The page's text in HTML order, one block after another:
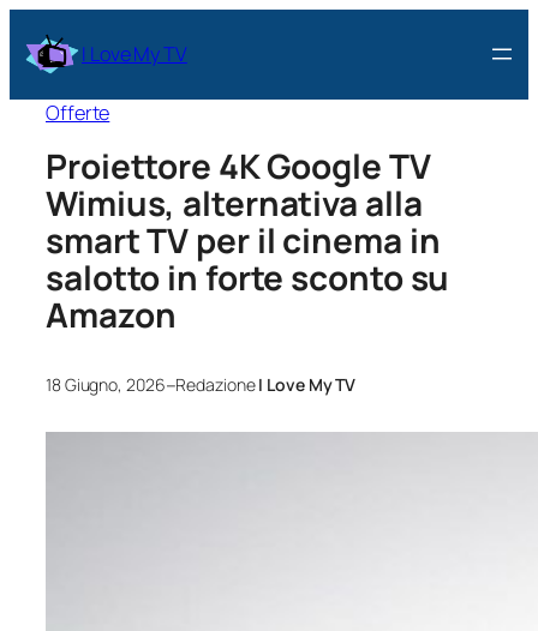
I Love My TV
Offerte
Proiettore 4K Google TV
Wimius, alternativa alla
smart TV per il cinema in
salotto in forte sconto su
Amazon
18 Giugno, 2026–RedazioneI Love My TV